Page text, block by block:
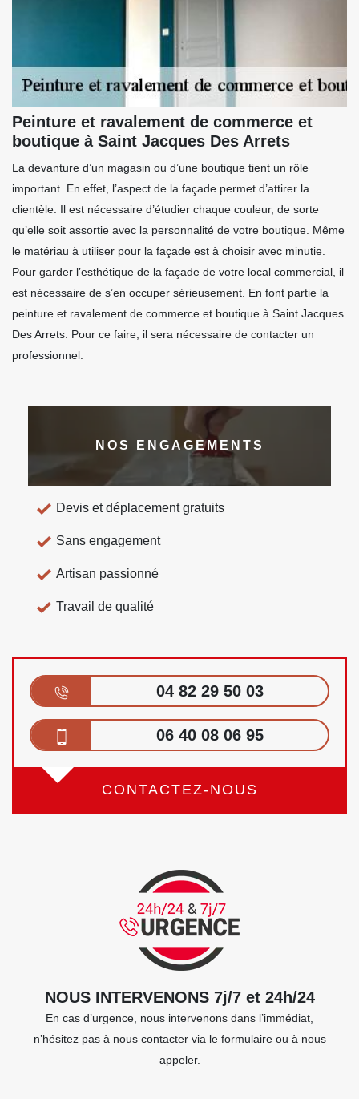
Peinture et ravalement de commerce et
boutique à Saint Jacques Des Arrets
La devanture d’un magasin ou d’une boutique tient un rôle
important. En effet, l’aspect de la façade permet d’attirer la
clientèle. Il est nécessaire d’étudier chaque couleur, de sorte
qu’elle soit assortie avec la personnalité de votre boutique. Même
le matériau à utiliser pour la façade est à choisir avec minutie.
Pour garder l’esthétique de la façade de votre local commercial, il
est nécessaire de s’en occuper sérieusement. En font partie la
peinture et ravalement de commerce et boutique à Saint Jacques
Des Arrets. Pour ce faire, il sera nécessaire de contacter un
professionnel.
NOS ENGAGEMENTS
Devis et déplacement gratuits
Sans engagement
Artisan passionné
Travail de qualité
04 82 29 50 03
06 40 08 06 95
CONTACTEZ-NOUS
NOUS INTERVENONS 7j/7 et 24h/24
En cas d’urgence, nous intervenons dans l’immédiat,
n’hésitez pas à nous contacter via le formulaire ou à nous
appeler.